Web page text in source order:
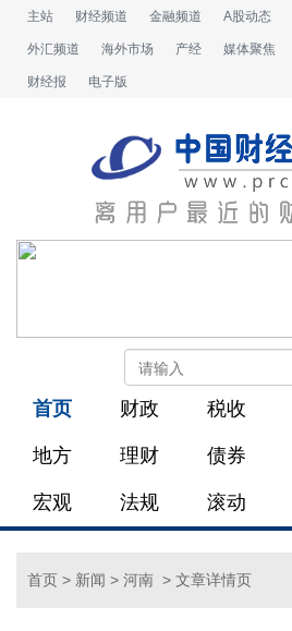
主站 财经频道 金融频道 A股动态
外汇频道 海外市场 产经 媒体聚焦
财经报 电子版
首页 财政 税收
地方 理财 债券
宏观 法规 滚动
首页 > 新闻 > 河南 > 文章详情页